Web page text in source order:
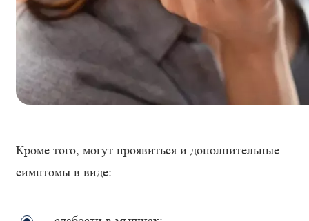
Кроме того, могут проявиться и дополнительные
симптомы в виде: